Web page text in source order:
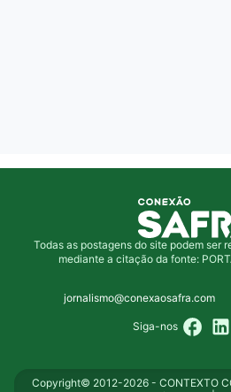
Todas as postagens do site podem ser
mediante a citação da fonte:
jornalismo@conexaosafra.com
Siga-nos
Copyright© 2012-2026 - CONTEXTO